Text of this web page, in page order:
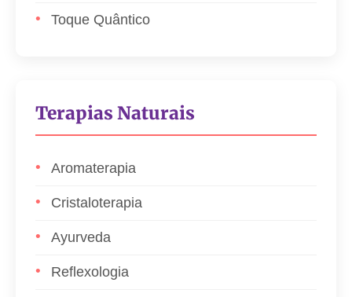
Toque Quântico
Terapias Naturais
Aromaterapia
Cristaloterapia
Ayurveda
Reflexologia